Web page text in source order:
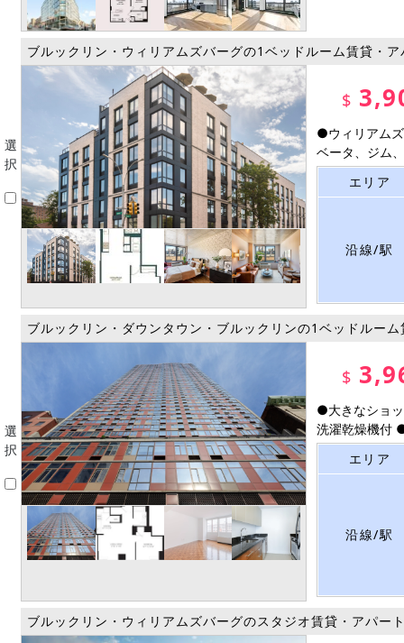
選
択
ブルックリン・ウィリアムズバーグの1ベッドルーム賃貸・
$
●ウィリアム
ベータ、ジム
エリア
沿線/駅
選
択
ブルックリン・ダウンタウン・ブルックリンの1ベッドルー
$
●大きなショ
洗濯乾燥機付
エリア
沿線/駅
ブルックリン・ウィリアムズバーグのスタジオ賃貸・アパー